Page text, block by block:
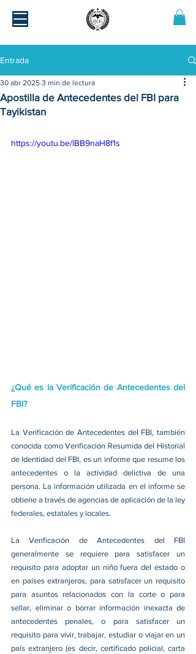
Entrada
Apostilla de Antecedentes del FBI para
Tayikistan
30 abr 2025 3 min de lectura
https://youtu.be/lBB9naH8f1s
¿Qué es la Verificación de Antecedentes del
FBI?
La Verificación de Antecedentes del FBI, también
conocida como Verificación Resumida del Historial
de Identidad del FBI, es un informe que resume los
antecedentes o la actividad delictiva de una
persona. La información utilizada en el informe se
obtiene a través de agencias de aplicación de la ley
federales, estatales y locales.
La Verificación de Antecedentes del FBI
generalmente se requiere para satisfacer un
requisito para adoptar un niño fuera del estado o
en países extranjeros, para satisfacer un requisito
para asuntos relacionados con la corte o para
sellar, eliminar o borrar información inexacta de
antecedentes penales, o para satisfacer un
requisito para vivir, trabajar, estudiar o viajar en un
país extranjero (es decir, certificado policial, carta